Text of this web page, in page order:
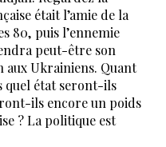
était l’amie de la
80, puis l’ennemie
peut-être son
aux Ukrainiens. Quant
quel état seront-ils
ils encore un poids
? La politique est